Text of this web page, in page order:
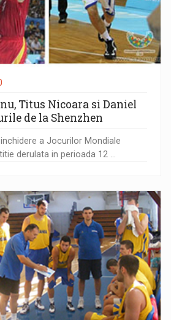
Titus Nicoara si Daniel
de la Shenzhen
a Jocurilor Mondiale
derulata in perioada 12 ...